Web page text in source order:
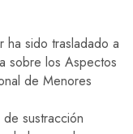
ha sido trasladado a
sobre los Aspectos
de Menores
sustracción